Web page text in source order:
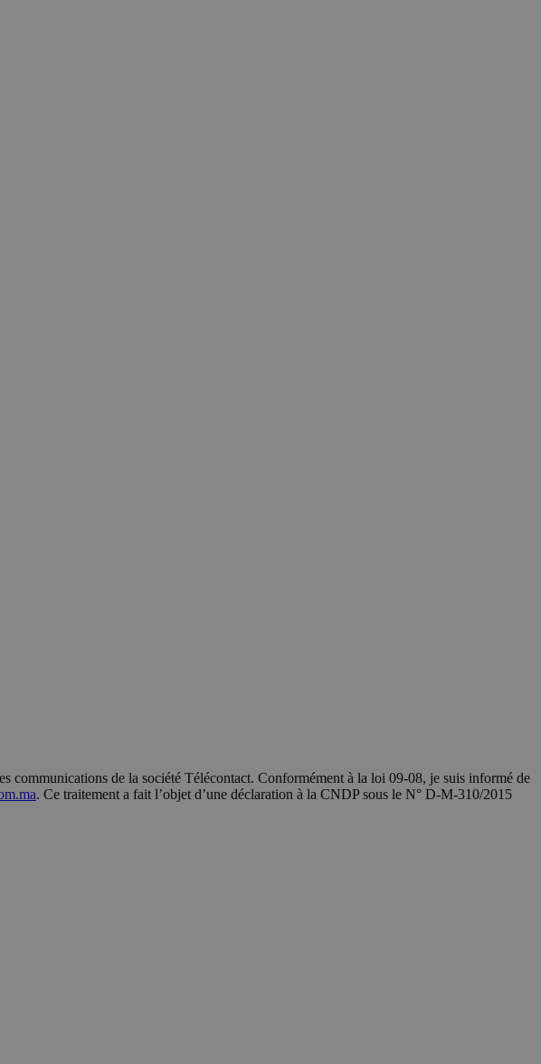
communications de la société Télécontact. Conformément à la loi 09-08, je suis informé de
. Ce traitement a fait l’objet d’une déclaration à la CNDP sous le N° D-M-310/2015